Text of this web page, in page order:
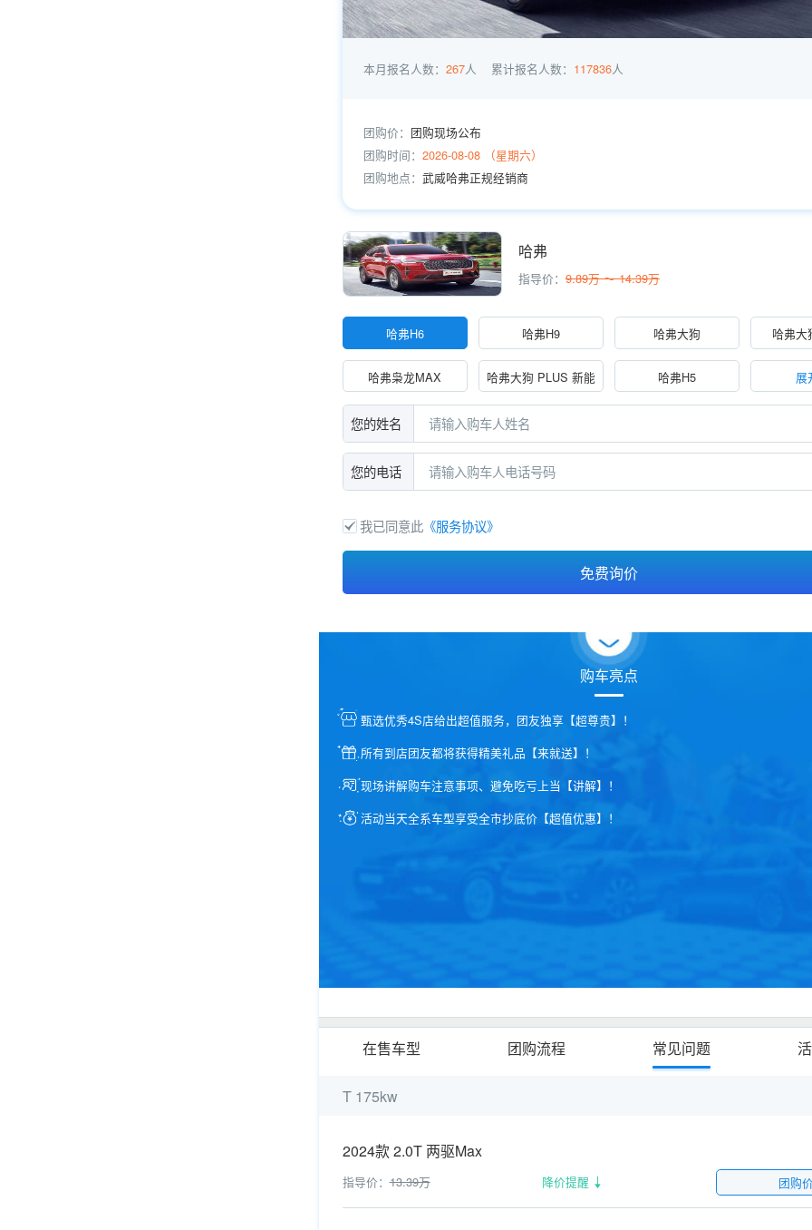
本月报名人数：267人 累计报名人数： 117836人
团购价： 团购现场公布
团购时间：2026-08-08 （星期六）
团购地点：武威哈弗正规经销商
哈弗
指导价： 9.89万 ～ 14.39万
哈弗H6 哈弗H9 哈弗大狗 哈弗大
哈弗枭龙MAX
哈弗大狗 PLUS 新能
源
哈弗H5 展
您的姓名
您的电话
我已同意此《服务协议》
购车亮点
甄选优秀4S店给出超值服务，团友独享【超尊贵】！
所有到店团友都将获得精美礼品【来就送】！
现场讲解购车注意事项、避免吃亏上当【讲解】！
活动当天全系车型享受全市抄底价【超值优惠】！
在售车型 团购流程 常见问题
T 175kw
2024款 2.0T 两驱Max
指导价：13.39万 降价提醒 团购